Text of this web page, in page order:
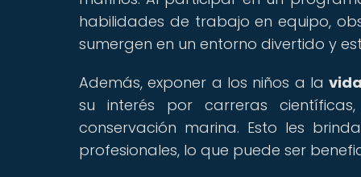
habilidades de trabajo en equipo,
sumergen en un entorno divertido y
Además, exponer a los niños a la
su interés por carreras
conservación marina. Esto les
profesionales, lo que puede ser